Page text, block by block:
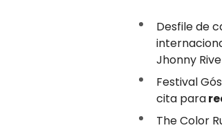
Desfile de
Jhonny
Festival
cita para
The Color